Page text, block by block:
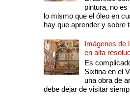
pintura, no
lo mismo que el óleo en
hay que aprender y sobre
Imágenes de
en alta
Es
Sixtina en el
una obra de
debe dejar de visitar